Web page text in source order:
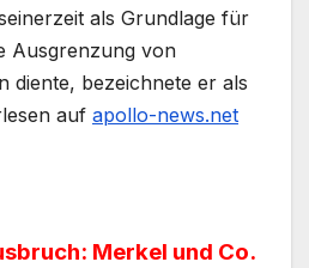
als Grundlage für
Ausgrenzung von
diente, bezeichnete er als
auf apollo-news.net
Merkel und Co.